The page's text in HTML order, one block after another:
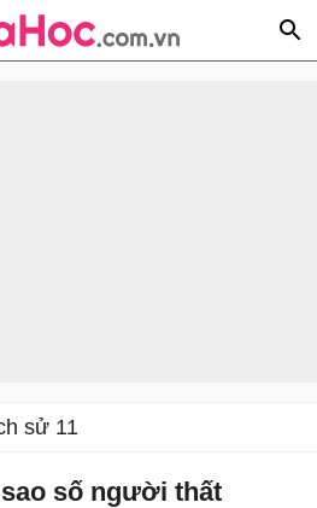
sử 11
số người thất